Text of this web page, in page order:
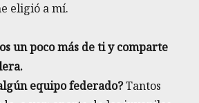
eligió a mí.
un poco más de ti y comparte
equipo federado?Tantos